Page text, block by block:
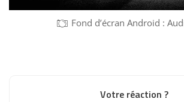
Fond d’écran Android :
Votre réaction ?